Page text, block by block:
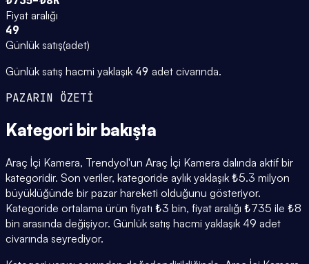
Fiyat aralığı
49
Günlük satış(adet)
Günlük satış hacmi yaklaşık 49 adet civarında.
PAZARIN ÖZETİ
Kategori bir bakışta
Araç İçi Kamera, Trendyol'un Araç İçi Kamera dalında aktif bir
kategoridir. Son veriler, kategoride aylık yaklaşık ₺5.3 milyon
büyüklüğünde bir pazar hareketi olduğunu gösteriyor.
Kategoride ortalama ürün fiyatı ₺3 bin, fiyat aralığı ₺735 ile ₺8
bin arasında değişiyor. Günlük satış hacmi yaklaşık 49 adet
civarında seyrediyor.